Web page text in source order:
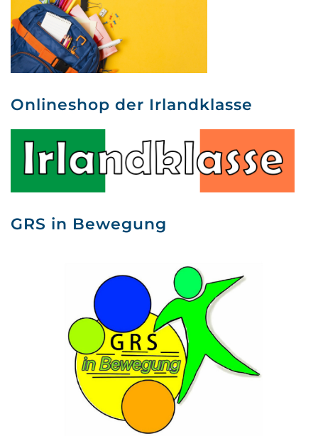
Onlineshop der Irlandklasse
GRS in Bewegung